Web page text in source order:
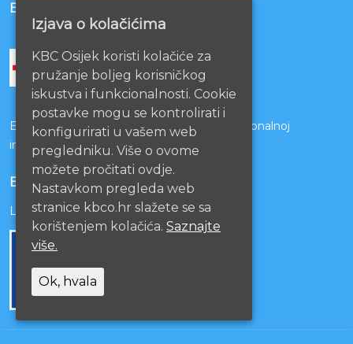
BOLNICE PARTNERI
Bolnice s kojima je potpisan ugovor o funkcionalnoj
integraciji
EU PROJEKTI
Lista projekata
Izjava o kolačićima
KBC Osijek koristi kolačiće za
pružanje boljeg korisničkog
iskustva i funkcionalnosti. Cookie
postavke mogu se kontrolirati i
konfigurirati u vašem web
pregledniku. Više o ovome
možete pročitati ovdje.
Nastavkom pregleda web
stranice kbco.hr slažete se sa
korištenjem kolačića. Saznajte
više.
Ok, hvala